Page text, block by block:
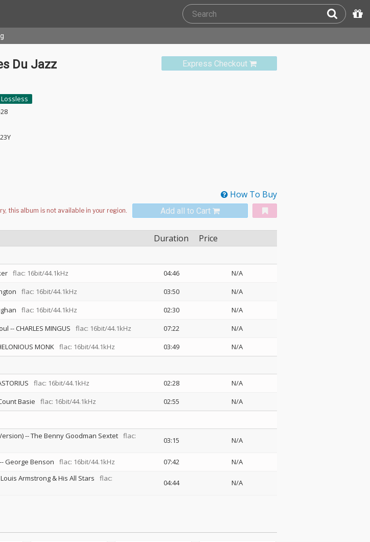
Express Checkout
Du Jazz
Lossless
How To Buy
Add all to Cart
Duration
Price
flac: 16bit/44.1kHz 04:46
N/A
flac: 16bit/44.1kHz 03:50
N/A
flac: 16bit/44.1kHz 02:30
N/A
--CHARLES MINGUS flac: 16bit/44.1kHz 07:22
N/A
MONK flac: 16bit/44.1kHz 03:49 N/A
flac: 16bit/44.1kHz 02:28
N/A
Basie flac: 16bit/44.1kHz 02:55 N/A
--The Benny Goodman Sextet flac:
03:15 N/A
--George Benson flac: 16bit/44.1kHz 07:42 N/A
Louis Armstrong & His All Stars
flac:
04:44 N/A